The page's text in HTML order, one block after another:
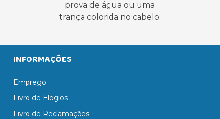
prova de água ou uma
trança colorida no cabelo.
INFORMAÇÕES
Emprego
Livro de Elogios
Livro de Reclamações